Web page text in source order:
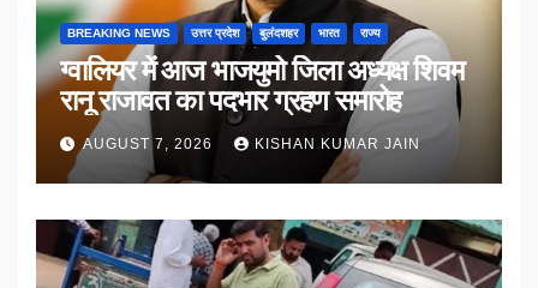
BREAKING NEWS उत्तर प्रदेश बुलंदशहर भारत राज्य
ग्वालियर में आज भाजयुमो जिला अध्यक्ष शिवम
रानू राजावत का पदभार ग्रहण समारोह
AUGUST 7, 2026 KISHAN KUMAR JAIN